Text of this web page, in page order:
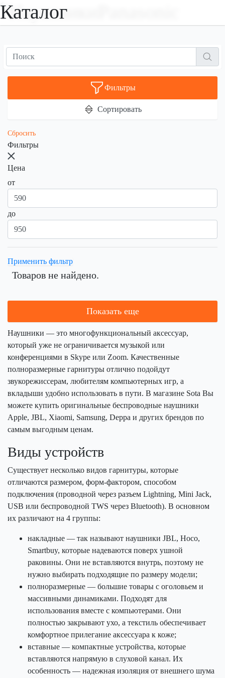
НаушникиPanasonic
Фильтры
Сортировать
Сбросить
Фильтры
Цена
от
до
Применить фильтр
Товаров не найдено.
Наушники — это многофункциональный аксессуар,
который уже не ограничивается музыкой или
конференциями в Skype или Zoom. Качественные
полноразмерные гарнитуры отлично подойдут
звукорежиссерам, любителям компьютерных игр, а
вкладыши удобно использовать в пути. В магазине Sota Вы
можете купить оригинальные беспроводные наушники
Apple, JBL, Xiaomi, Samsung, Deppa и других брендов по
самым выгодным ценам.
Виды устройств
Существует несколько видов гарнитуры, которые
отличаются размером, форм-фактором, способом
подключения (проводной через разъем Lightning, Mini Jack,
USB или беспроводной TWS через Bluetooth). В основном
их различают на 4 группы:
накладные — так называют наушники JBL, Hoco,
Smartbuy, которые надеваются поверх ушной
раковины. Они не вставляются внутрь, поэтому не
нужно выбирать подходящие по размеру модели;
полноразмерные — большие товары с оголовьем и
массивными динамиками. Подходят для
использования вместе с компьютерами. Они
полностью закрывают ухо, а текстиль обеспечивает
комфортное прилегание аксессуара к коже;
вставные — компактные устройства, которые
вставляются напрямую в слуховой канал. Их
особенность — надежная изоляция от внешнего шума
Каталог